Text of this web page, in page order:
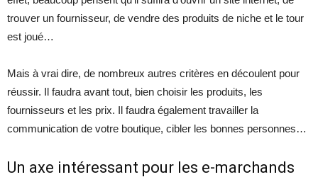
trouver un fournisseur, de vendre des produits de niche et le tour
est joué…
Mais à vrai dire, de nombreux autres critères en découlent pour
réussir. Il faudra avant tout, bien choisir les produits, les
fournisseurs et les prix. Il faudra également travailler la
communication de votre boutique, cibler les bonnes personnes…
Un axe intéressant pour les e-marchands